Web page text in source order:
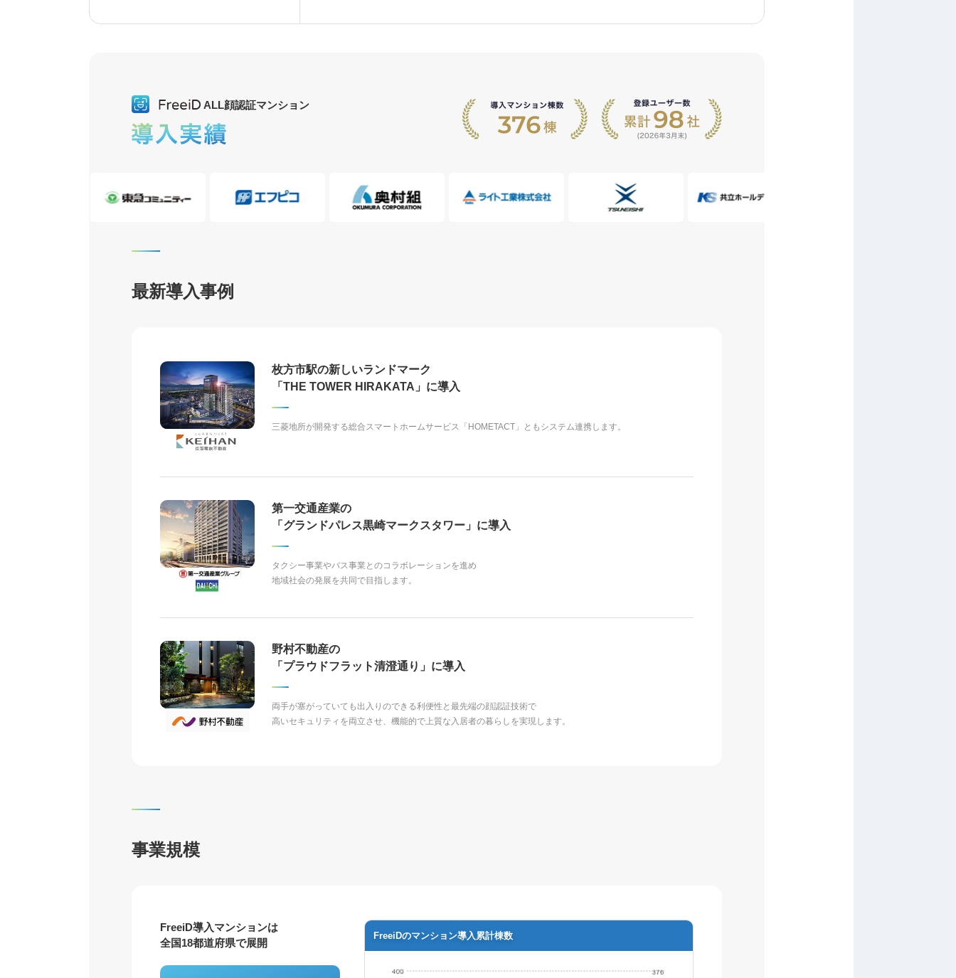
ALL顔認証マンション
最新導入事例
枚方市駅の新しいランドマーク
「THE TOWER HIRAKATA」に導入
三菱地所が開発する総合スマートホームサービス「HOMETACT」ともシステム連携します。
第一交通産業の
「グランドパレス黒崎マークスタワー」に導入
タクシー事業やバス事業とのコラボレーションを進め
地域社会の発展を共同で目指します。
野村不動産の
「プラウドフラット清澄通り」に導入
両手が塞がっていても出入りのできる利便性と最先端の顔認証技術で
高いセキュリティを両立させ、機能的で上質な入居者の暮らしを実現します。
事業規模
FreeiD導入マンションは
全国18都道府県で展開
FreeiDのマンション導入累計棟数